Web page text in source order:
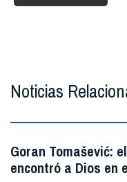
Noticias
Goran Tomašević:
encontró a Dios en